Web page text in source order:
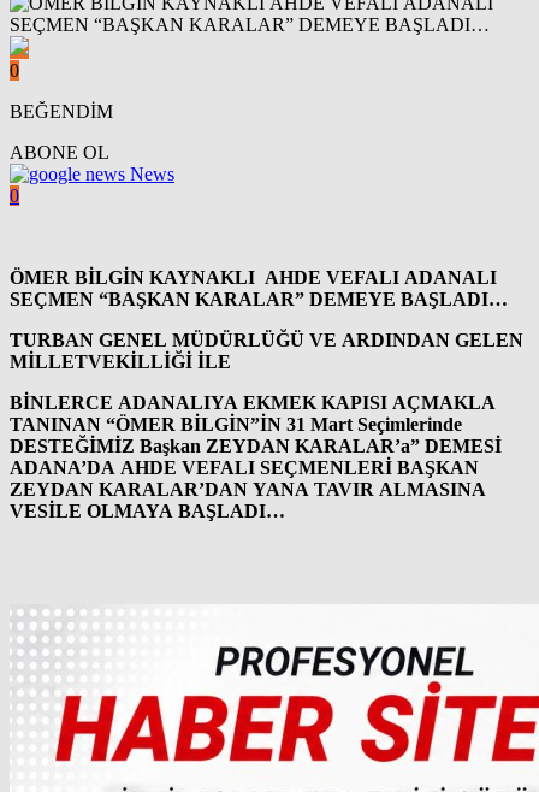
0
BEĞENDİM
ABONE OL
News
0
ÖMER BİLGİN KAYNAKLI AHDE VEFALI ADANALI
SEÇMEN “BAŞKAN KARALAR” DEMEYE BAŞLADI…
TURBAN GENEL MÜDÜRLÜĞÜ VE ARDINDAN GELEN
MİLLETVEKİLLİĞİ İLE
BİNLERCE ADANALIYA EKMEK KAPISI AÇMAKLA
TANINAN “ÖMER BİLGİN”İN 31 Mart Seçimlerinde
DESTEĞİMİZ Başkan ZEYDAN KARALAR’a” DEMESİ
ADANA’DA AHDE VEFALI SEÇMENLERİ BAŞKAN
ZEYDAN KARALAR’DAN YANA TAVIR ALMASINA
VESİLE OLMAYA BAŞLADI…